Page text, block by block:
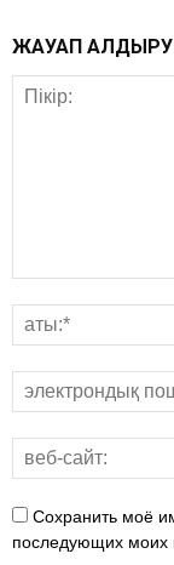
ЖАУАП ҚАЛДЫРУ
Сохранить моё
последующих моих